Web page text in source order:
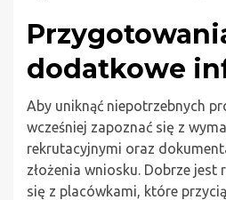
dodatkowe
Aby uniknąć niepotrzebnych
wcześniej zapoznać się z
rekrutacyjnymi oraz
złożenia wniosku. Dobrze
się z placówkami, które